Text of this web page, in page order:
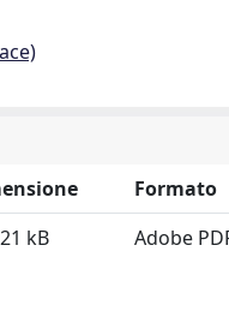
Formato
kB Adobe